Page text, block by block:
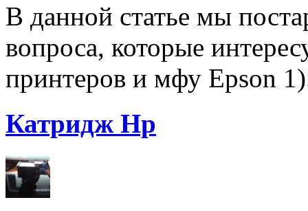
В данной статье мы
вопроса, которые
принтеров и мфу Epson
Катридж Hp